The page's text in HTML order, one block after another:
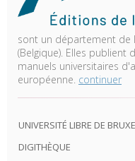
sont un département de
(Belgique). Elles publient
manuels universitaires
européenne. continuer
UNIVERSITÉ LIBRE DE
DIGITHÈQUE